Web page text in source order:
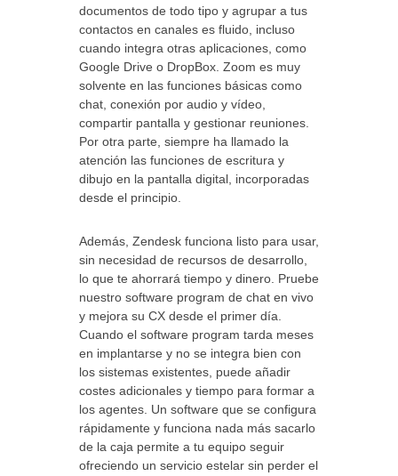
documentos de todo tipo y agrupar a tus
contactos en canales es fluido, incluso
cuando integra otras aplicaciones, como
Google Drive o DropBox. Zoom es muy
solvente en las funciones básicas como
chat, conexión por audio y vídeo,
compartir pantalla y gestionar reuniones.
Por otra parte, siempre ha llamado la
atención las funciones de escritura y
dibujo en la pantalla digital, incorporadas
desde el principio.
Además, Zendesk funciona listo para usar,
sin necesidad de recursos de desarrollo,
lo que te ahorrará tiempo y dinero. Pruebe
nuestro software program de chat en vivo
y mejora su CX desde el primer día.
Cuando el software program tarda meses
en implantarse y no se integra bien con
los sistemas existentes, puede añadir
costes adicionales y tiempo para formar a
los agentes. Un software que se configura
rápidamente y funciona nada más sacarlo
de la caja permite a tu equipo seguir
ofreciendo un servicio estelar sin perder el